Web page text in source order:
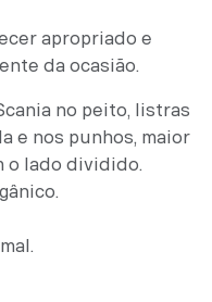
apropriado e
da ocasião.
no peito, listras
e nos punhos, maior
o lado dividido.